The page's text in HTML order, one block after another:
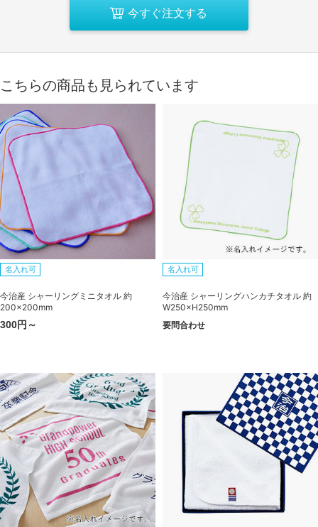
今すぐ注文する
こちらの商品も見られています
名入れ可
今治産 シャーリングミニタオル 約
200×200mm
300円～
名入れ可
今治産 シャーリングハンカチタオル 約
W250×H250mm
要問合わせ